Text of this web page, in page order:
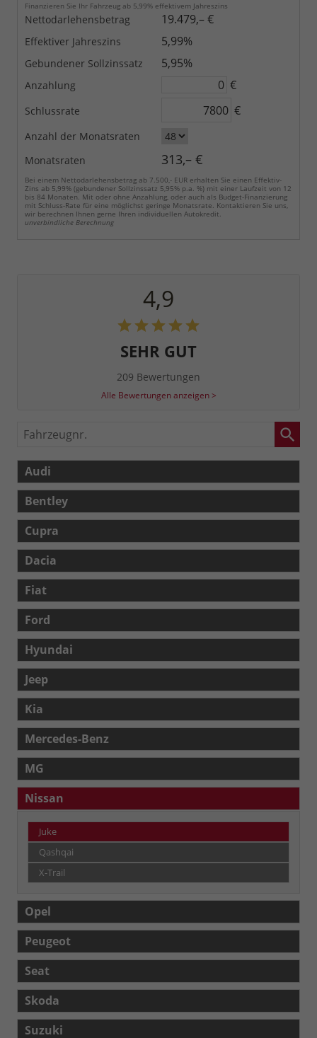
Finanzieren Sie Ihr Fahrzeug ab 5,99% effektivem Jahreszins
Nettodarlehensbetrag 19.479,– €
Effektiver Jahreszins 5,99%
Gebundener Sollzinssatz 5,95%
Anzahlung €
Schlussrate €
Anzahl der Monatsraten
Monatsraten
313,– €
Bei einem Nettodarlehensbetrag ab 7.500,- EUR erhalten Sie einen Effektiv-
Zins ab 5,99% (gebundener Sollzinssatz 5,95% p.a. %) mit einer Laufzeit von 12
bis 84 Monaten. Mit oder ohne Anzahlung, oder auch als Budget-Finanzierung
mit Schluss-Rate für eine möglichst geringe Monatsrate. Kontaktieren Sie uns,
wir berechnen Ihnen gerne Ihren individuellen Autokredit.
unverbindliche Berechnung
4,9
SEHR GUT
209 Bewertungen
Alle Bewertungen anzeigen >
Fahrzeugnr.
Audi
Bentley
Cupra
Dacia
Fiat
Ford
Hyundai
Jeep
Kia
Mercedes-Benz
MG
Nissan
Juke
Qashqai
X-Trail
Opel
Peugeot
Seat
Skoda
Suzuki